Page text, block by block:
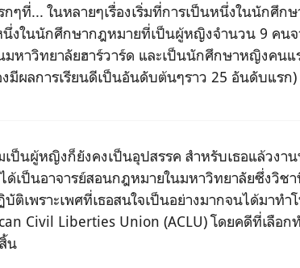
ๆที่... ในหลายๆเรื่องเริ่มที่การเป็นหนึ่งในนักศึ
นึ่งในนักศึกษากฎหมายที่เป็นผู้หญิงจำนวน 9 คน
มหาวิทยาลัยฮาร์วาร์ด และเป็นนักศึกษาหญิงคนแ
มีผลการเรียนดีเป็นอันดับต้นๆราว 25 อันดับแรก)
เป็นผู้หญิงก็ยังคงเป็นอุปสรรค สำหรับเธอแล้วงา
ด้เป็นอาจารย์สอนกฎหมายในมหาวิทยาลัยซึ่งวิช
ติเพราะเพศที่เธอสนใจเป็นอย่างมากจนได้มาทำ
Civil Liberties Union (ACLU)โดยคดีที่เลือก
น